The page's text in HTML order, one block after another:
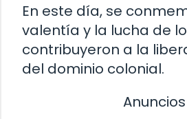
En este día, se
valentía y la lucha de
contribuyeron a la
del dominio colonial.
Anuncios